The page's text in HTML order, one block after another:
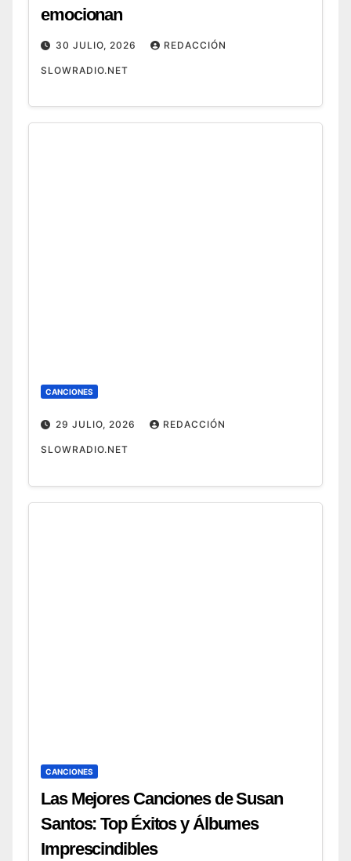
emocionan
30 JULIO, 2026 REDACCIÓN
SLOWRADIO.NET
CANCIONES
29 JULIO, 2026 REDACCIÓN
SLOWRADIO.NET
CANCIONES
Las Mejores Canciones de Susan
Santos: Top Éxitos y Álbumes
Imprescindibles